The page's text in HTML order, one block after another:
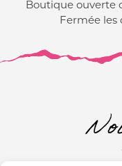
Boutique ouverte
Fermée les